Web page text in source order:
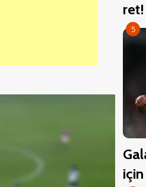
ret!
5